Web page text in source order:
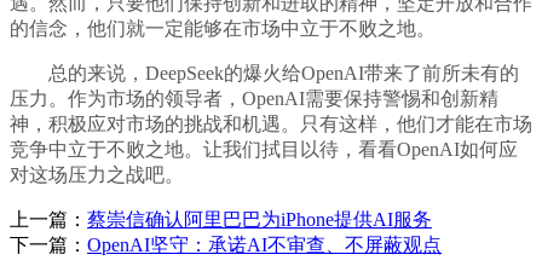
的信念，他们就一定能够在市场中立于不败之地。
总的来说，DeepSeek的爆火给OpenAI带来了前所未有的
压力。作为市场的领导者，OpenAI需要保持警惕和创新精
神，积极应对市场的挑战和机遇。只有这样，他们才能在市场
竞争中立于不败之地。让我们拭目以待，看看OpenAI如何应
对这场压力之战吧。
上一篇： 蔡崇信确认阿里巴巴为iPhone提供AI服务
下一篇： OpenAI坚守：承诺AI不审查、不屏蔽观点